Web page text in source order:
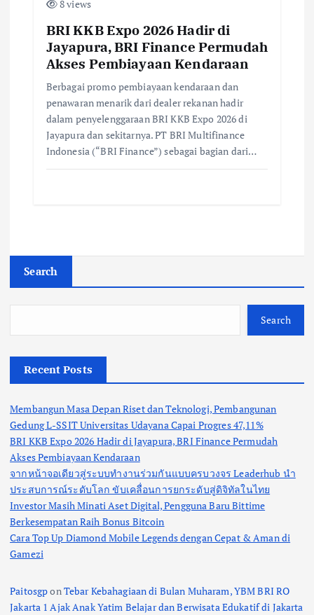
8 views
BRI KKB Expo 2026 Hadir di
Jayapura, BRI Finance Permudah
Akses Pembiayaan Kendaraan
Berbagai promo pembiayaan kendaraan dan
penawaran menarik dari dealer rekanan hadir
dalam penyelenggaraan BRI KKB Expo 2026 di
Jayapura dan sekitarnya. PT BRI Multifinance
Indonesia (“BRI Finance”) sebagai bagian dari…
Search
Search
Recent Posts
Membangun Masa Depan Riset dan Teknologi, Pembangunan
Gedung L-SSIT Universitas Udayana Capai Progres 47,11%
BRI KKB Expo 2026 Hadir di Jayapura, BRI Finance Permudah
Akses Pembiayaan Kendaraan
จากหน้าจอเดียวสู่ระบบทำงานร่วมกันแบบครบวงจร Leaderhub นำ
ประสบการณ์ระดับโลก ขับเคลื่อนการยกระดับสู่ดิจิทัลในไทย
Investor Masih Minati Aset Digital, Pengguna Baru Bittime
Berkesempatan Raih Bonus Bitcoin
Cara Top Up Diamond Mobile Legends dengan Cepat & Aman di
Gamezi
PaitosgponTebar Kebahagiaan di Bulan Muharam, YBM BRI RO
Jakarta 1 Ajak Anak Yatim Belajar dan Berwisata Edukatif di Jakarta